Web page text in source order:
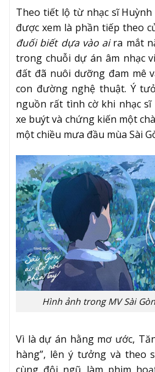
Theo tiết lộ từ nhạc sĩ Huỳnh
được xem là phần tiếp theo
đuối biết dựa vào aira mắt
trong chuỗi dự án âm nhạc
đất đã nuôi dưỡng đam mê
con đường nghệ thuật. Ý
nguồn rất tình cờ khi nhạc sĩ
xe buýt và chứng kiến một
một chiều mưa đầu mùa Sài
Hình ảnh trong MV Sài
Vì là dự án hằng mơ ước,
hàng”, lên ý tưởng và theo